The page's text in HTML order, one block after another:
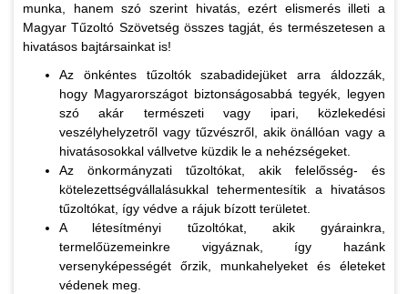
munka, hanem szó szerint hivatás, ezért elismerés illeti a
Magyar Tűzoltó Szövetség összes tagját, és természetesen a
hivatásos bajtársainkat is!
Az önkéntes tűzoltók szabadidejüket arra áldozzák,
hogy Magyarországot biztonságosabbá tegyék, legyen
szó akár természeti vagy ipari, közlekedési
veszélyhelyzetről vagy tűzvészről, akik önállóan vagy a
hivatásosokkal vállvetve küzdik le a nehézségeket.
Az önkormányzati tűzoltókat, akik felelősség- és
kötelezettségvállalásukkal tehermentesítik a hivatásos
tűzoltókat, így védve a rájuk bízott területet.
A létesítményi tűzoltókat, akik gyárainkra,
termelőüzemeinkre vigyáznak, így hazánk
versenyképességét őrzik, munkahelyeket és életeket
védenek meg.